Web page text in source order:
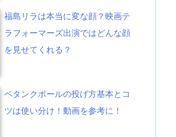
福島リラは本当に変な顔？映画テ
ラフォーマーズ出演ではどんな顔
を見せてくれる？
ペタンクボールの投げ方基本とコ
ツは使い分け！動画を参考に！